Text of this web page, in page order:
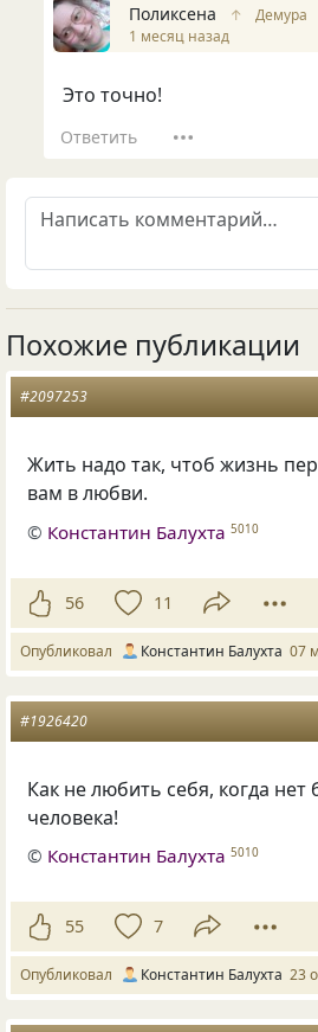
Поликсена ↑
Демура
1 месяц назад
Это точно!
Ответить
Похожие публикации
#2097253
Жить надо так, чтоб жизнь
вам в любви.
© Константин Балухта 5010
56 11
Опубликовал Константин Балухта 07
#1926420
Как не любить себя, когда
человека!
© Константин Балухта 5010
55 7
Опубликовал Константин Балухта 23